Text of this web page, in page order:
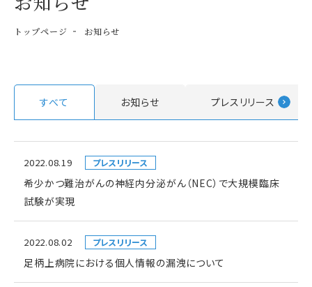
トップページ お知らせ
すべて お知らせ プレスリリース
2022.08.19 プレスリリース
希少かつ難治がんの神経内分泌がん（NEC）で大規模臨床
試験が実現
2022.08.02 プレスリリース
足柄上病院における個人情報の漏洩について